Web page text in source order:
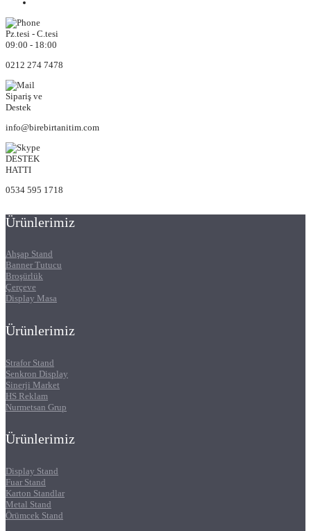
Pz.tesi - C.tesi
09:00 - 18:00
0212 274 7478
Sipariş ve
Destek
info@birebirtanitim.com
DESTEK
HATTI
0534 595 1718
Ürünlerimiz
Ahşap Stand
Banner Tutucu
Broşürlük
Çerçeve
Display Masa
Ürünlerimiz
Strafor Stand
Senkron Display
Sinerji Market
HS Reklam
Nurmetsan Grup
Ürünlerimiz
Display Stand
Fuar Stand
Karton Standlar
Metal Stand
Örümcek Stand